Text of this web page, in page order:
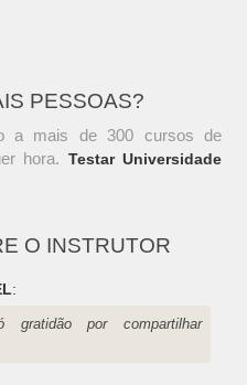
PESSOAS?
a mais de 300 cursos de
hora. Testar Universidade
O INSTRUTOR
:
gratidão por compartilhar